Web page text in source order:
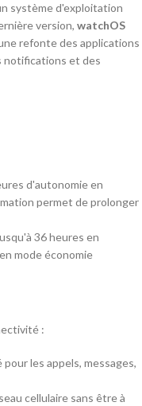
système d'exploitation
version, watchOS
refonte des applications
notifications et des
d'autonomie en
permet de prolonger
36 heures en
mode économie
:
les appels, messages,
cellulaire sans être à